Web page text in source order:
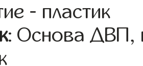
- пластик
: Основа ДВП,